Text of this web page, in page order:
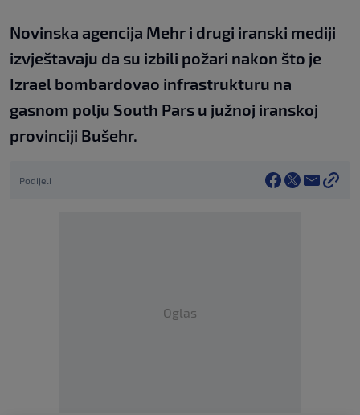
Novinska agencija Mehr i drugi iranski mediji
izvještavaju da su izbili požari nakon što je
Izrael bombardovao infrastrukturu na
gasnom polju South Pars u južnoj iranskoj
provinciji Bušehr.
Podijeli
Oglas